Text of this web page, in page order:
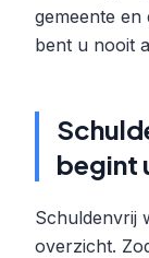
gemeente en
bent u nooit
begint
Schuldenvrij
overzicht.